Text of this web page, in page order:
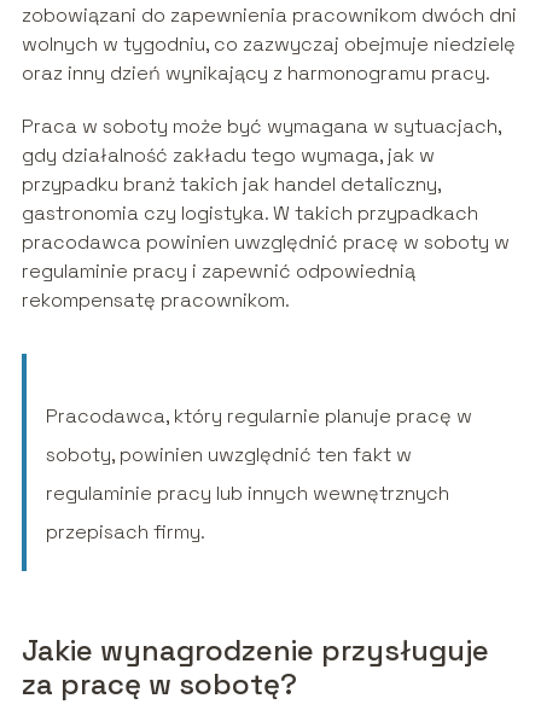
zobowiązani do zapewnienia pracownikom dwóch dni
wolnych w tygodniu, co zazwyczaj obejmuje niedzielę
oraz inny dzień wynikający z harmonogramu pracy.
Praca w soboty może być wymagana w sytuacjach,
gdy działalność zakładu tego wymaga, jak w
przypadku branż takich jak handel detaliczny,
gastronomia czy logistyka. W takich przypadkach
pracodawca powinien uwzględnić pracę w soboty w
regulaminie pracy i zapewnić odpowiednią
rekompensatę pracownikom.
Pracodawca, który regularnie planuje pracę w
soboty, powinien uwzględnić ten fakt w
regulaminie pracy lub innych wewnętrznych
przepisach firmy.
Jakie wynagrodzenie przysługuje
za pracę w sobotę?